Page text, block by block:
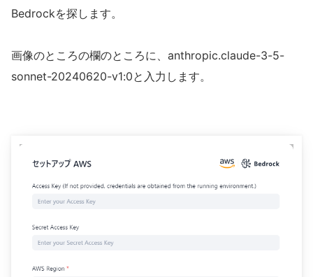
Bedrockを探します。
画像のところの欄のところに、anthropic.claude-3-5-
sonnet-20240620-v1:0と入力します。